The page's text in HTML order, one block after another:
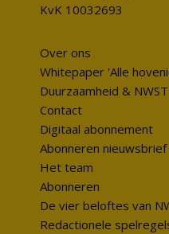
KvK 10032693
Over ons
Whitepaper 'Alle
Duurzaamheid & NWST
Contact
Digitaal abonnement
Abonneren nieuwsbrief
Het team
Abonneren
De vier beloftes van
Redactionele